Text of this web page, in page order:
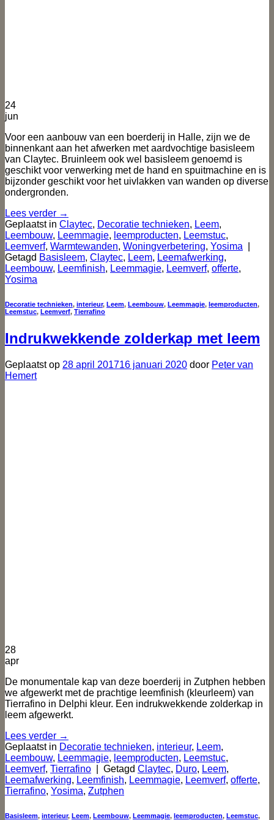
24
jun
Voor een aanbouw van een boerderij in Halle, zijn we de
binnenkant aan het afwerken met aardvochtige basisleem
van Claytec. Bruinleem ook wel basisleem genoemd is
geschikt voor verwerking met de hand en spuitmachine en is
bijzonder geschikt voor het uivlakken van wanden op diverse
ondergronden.
Lees verder →
Geplaatst in Claytec, Decoratie technieken, Leem,
Leembouw, Leemmagie, leemproducten, Leemstuc,
Leemverf, Warmtewanden, Woningverbetering, Yosima
Getagd Basisleem, Claytec, Leem, Leemafwerking,
Leembouw, Leemfinish, Leemmagie, Leemverf, offerte,
Yosima
Decoratie technieken, interieur, Leem, Leembouw, Leemmagie, leemproducten,
Leemstuc, Leemverf, Tierrafino
Indrukwekkende zolderkap met leem
Geplaatst op 28 april 201716 januari 2020 door Peter van
Hemert
28
apr
De monumentale kap van deze boerderij in Zutphen hebben
we afgewerkt met de prachtige leemfinish (kleurleem) van
Tierrafino in Delphi kleur. Een indrukwekkende zolderkap in
leem afgewerkt.
Lees verder →
Geplaatst in Decoratie technieken, interieur, Leem,
Leembouw, Leemmagie, leemproducten, Leemstuc,
Leemverf, Tierrafino Getagd Claytec, Duro, Leem,
Leemafwerking, Leemfinish, Leemmagie, Leemverf, offerte,
Tierrafino, Yosima, Zutphen
Basisleem, interieur, Leem, Leembouw, Leemmagie, leemproducten, Leemstuc,